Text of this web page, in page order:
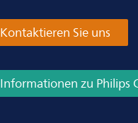
Kontaktieren Sie uns
Informationen zu Philips